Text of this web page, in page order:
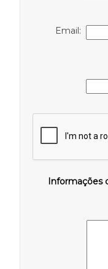
Email:
Informações